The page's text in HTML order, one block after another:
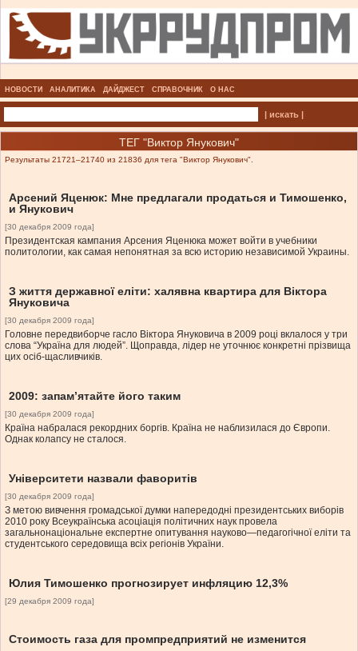
НОВОСТИ АНАЛИТИКА ДАЙДЖЕСТ СПРАВОЧНИК О НАС
| искать |
ТЕГ "Виктор Янукович"
Результаты 21721–21740 из 21836 для тега "Виктор Янукович".
Арсений Яценюк: Мне предлагали продаться и Тимошенко,
и Янукович
[30 декабря 2009 года]
Президентская кампания Арсения Яценюка может войти в учебники
политологии, как самая непонятная за всю историю независимой Украины.
З життя державної еліти: халявна квартира для Віктора
Януковича
[30 декабря 2009 года]
Головне передвиборче гасло Віктора Януковича в 2009 році вклалося у три
слова “Україна для людей”. Щоправда, лідер не уточнює конкретні прізвища
цих осіб-щасливчиків.
2009: запам’ятайте його таким
[30 декабря 2009 года]
Країна набралася рекордних боргів. Країна не наблизилася до Європи.
Однак колапсу не сталося.
Університети назвали фаворитів
[30 декабря 2009 года]
З метою вивчення громадської думки напередодні президентських виборів
2010 року Всеукраїнська асоціація політичних наук провела
загальнонаціональне експертне опитування науково—педагогічної еліти та
студентського середовища всіх регіонів України.
Юлия Тимошенко прогнозирует инфляцию 12,3%
[29 декабря 2009 года]
Стоимость газа для промпредприятий не изменится